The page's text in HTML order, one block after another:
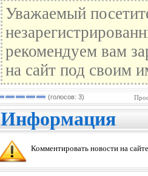
Уважаемый
рекомендуем вам
на сайт под своим
(голосов: 3)
Информация
Комментировать новости на